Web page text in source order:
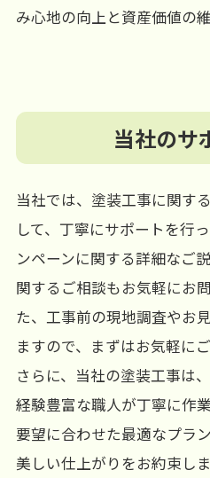
み心地の向上と資産価値の
当社のサ
当社では、塗装工事に関す
して、丁寧にサポートを行
ンペーンに関する詳細なご
関するご相談もお気軽にお
た、工事前の現地調査やお
ますので、まずはお気軽に
さらに、当社の塗装工事は
経験豊富な職人が丁寧に作
要望に合わせた最適なプラ
美しい仕上がりをお約束し